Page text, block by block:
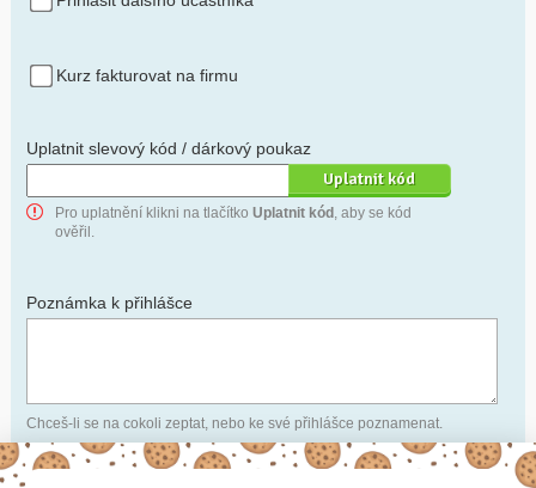
Kurz fakturovat na firmu
Uplatnit slevový kód / dárkový poukaz
Pro uplatnění klikni na tlačítko Uplatnit kód , aby se kód
ověřil.
Poznámka k přihlášce
Chceš-li se na cokoli zeptat, nebo ke své přihlášce poznamenat.
Anonymní profil – odesláním přihlášky se automaticky